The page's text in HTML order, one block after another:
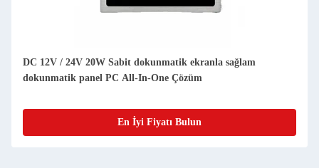
Seri RS232 / USB / COM Arayüzlü Fansız Dayanıklı Panel PC,
IP65/NEMA 4X Standartları
En İyi Fiyatı Bulun